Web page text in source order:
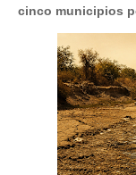
cinco municipios